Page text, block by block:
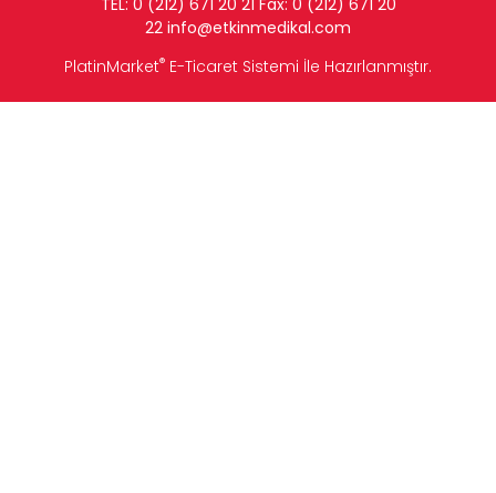
TEL: 0 (212) 671 20 21 Fax: 0 (212) 671 20
22 info@etkinmedikal.com
PlatinMarket® E-Ticaret Sistemi İle Hazırlanmıştır.